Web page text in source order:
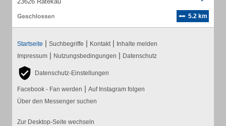
5.2 km
Startseite | Suchbegriffe | Kontakt | Inhalte melden
Impressum | Nutzungsbedingungen | Datenschutz
Datenschutz-Einstellungen
Facebook - Fan werden | Auf Instagram folgen
Über den Messenger suchen
Zur Desktop-Seite wechseln